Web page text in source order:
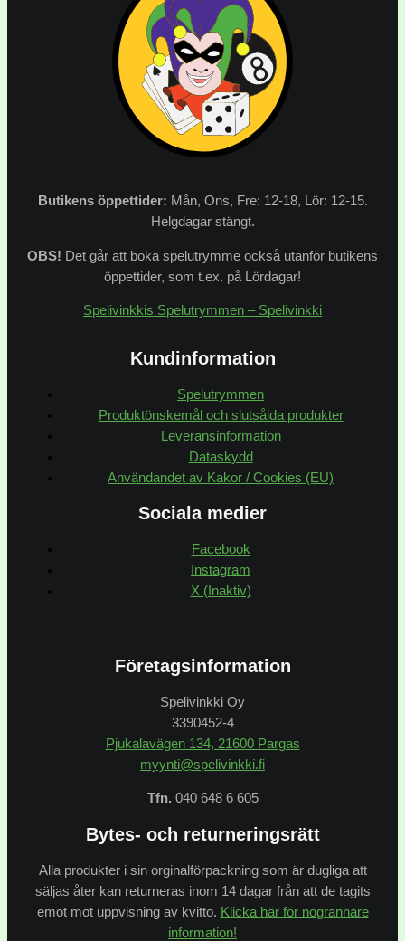
Butikens öppettider: Mån, Ons, Fre: 12-18, Lör: 12-15.
Helgdagar stängt.
OBS! Det går att boka spelutrymme också utanför butikens
öppettider, som t.ex. på Lördagar!
Spelivinkkis Spelutrymmen – Spelivinkki
Kundinformation
Spelutrymmen
Produktönskemål och slutsålda produkter
Leveransinformation
Dataskydd
Användandet av Kakor / Cookies (EU)
Sociala medier
Facebook
Instagram
X (Inaktiv)
Företagsinformation
Spelivinkki Oy
3390452-4
Pjukalavägen 134, 21600 Pargas
myynti@spelivinkki.fi
Tfn. 040 648 6 605
Bytes- och returneringsrätt
Alla produkter i sin orginalförpackning som är dugliga att
säljas åter kan returneras inom 14 dagar från att de tagits
emot mot uppvisning av kvitto. Klicka här för nogrannare
information!